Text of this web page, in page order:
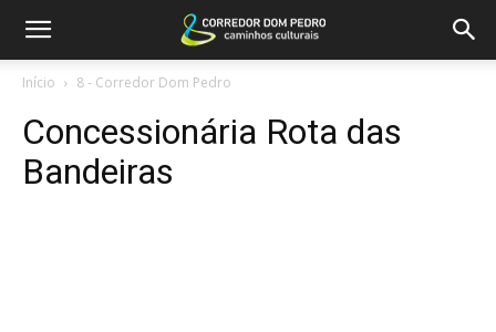
Início 8 - Corredor Dom Pedro
Concessionária Rota das
Bandeiras